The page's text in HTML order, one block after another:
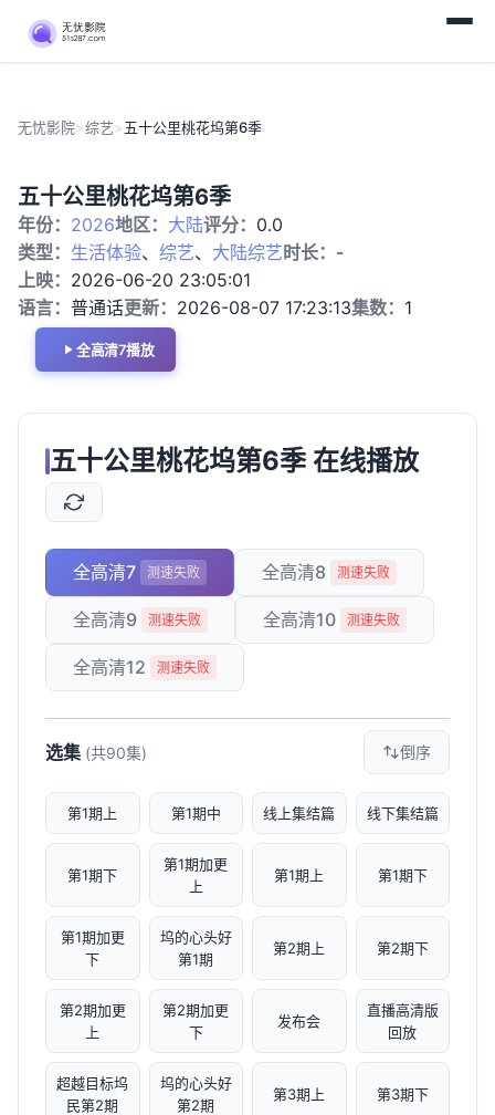
无忧影院>综艺>五十公里桃花坞第6季
20260807
特辑
五十公里桃花坞第6季
年份： 2026地区： 大陆评分： 0.0
类型： 生活体验、 综艺、 大陆综艺时长： -
上映： 2026-06-20 23:05:01
语言： 普通话更新： 2026-08-07 17:23:13集数： 1
全高清7播放
五十公里桃花坞第6季 在线播放
全高清7 测速失败 全高清8 测速失败
全高清9 测速失败 全高清10 测速失败
全高清12 测速失败
选集 (共90集) 倒序
第1期上 第1期中 线上集结篇 线下集结篇
第1期下
第1期加更
上
第1期上 第1期下
第1期加更
下
坞的心头好
第1期
第2期上 第2期下
第2期加更
上
第2期加更
下
发布会
直播高清版
回放
超越目标坞
民第2期
坞的心头好
第2期
第3期上 第3期下